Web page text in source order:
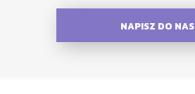
NAPISZ DO NAS